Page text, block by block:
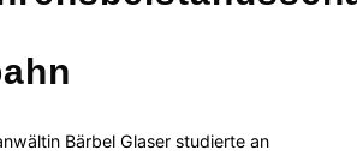
Bärbel Glaser studierte an